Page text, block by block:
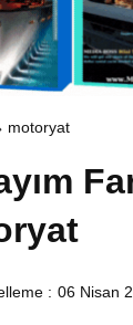
motoryat
: 06 Nisan